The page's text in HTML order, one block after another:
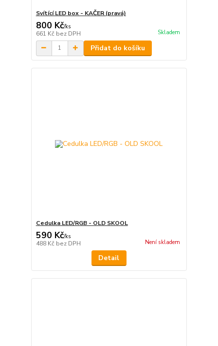
Svítící LED box - KAČER (pravá)
800 Kč/ks
661 Kč bez DPH Skladem
Přidat do košíku
Cedulka LED/RGB - OLD SKOOL
590 Kč/ks
488 Kč bez DPH Není skladem
Detail